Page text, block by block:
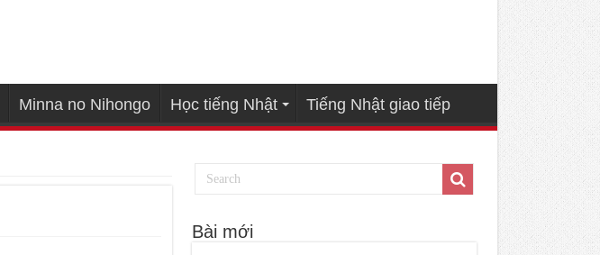
Minna no Nihongo Học tiếng Nhật Tiếng Nhật giao tiếp
Bài mới